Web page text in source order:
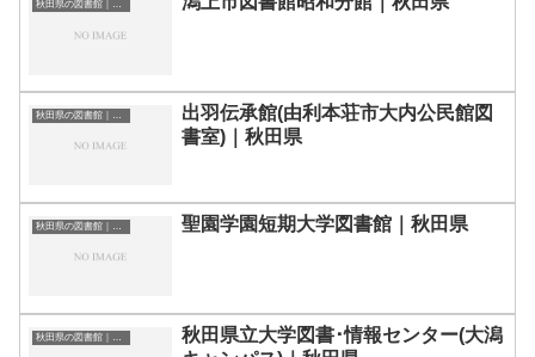
秋田県の図書館｜勉強できる場所
秋田県の図書館｜勉強できる場所
出羽伝承館(由利本荘市大内公民館図
書室)｜秋田県
聖園学園短期大学図書館｜秋田県
秋田県立大学図書･情報センター(大潟